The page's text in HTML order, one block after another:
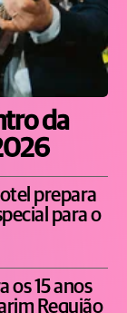
da
prepara
para o
os 15 anos
Requião